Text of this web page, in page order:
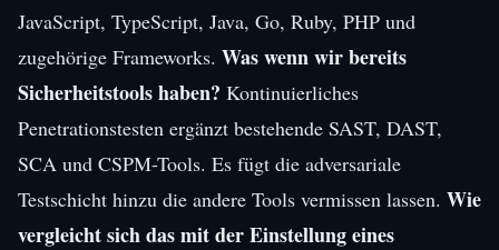
JavaScript, TypeScript, Java, Go, Ruby, PHP und
zugehörige Frameworks. Was wenn wir bereits
Sicherheitstools haben? Kontinuierliches
Penetrationstesten ergänzt bestehende SAST, DAST,
SCA und CSPM-Tools. Es fügt die adversariale
Testschicht hinzu die andere Tools vermissen lassen. Wie
vergleicht sich das mit der Einstellung eines